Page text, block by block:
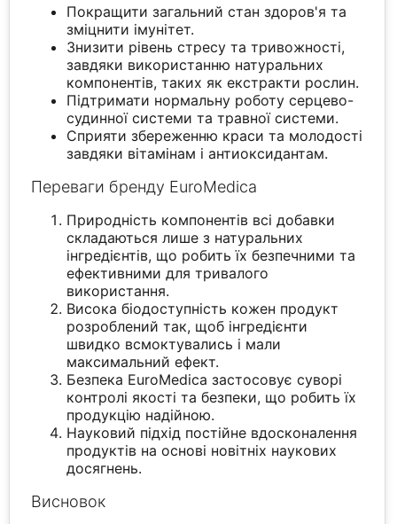
Покращити загальний стан здоров'я та
зміцнити імунітет.
Знизити рівень стресу та тривожності,
завдяки використанню натуральних
компонентів, таких як екстракти рослин.
Підтримати нормальну роботу серцево-
судинної системи та травної системи.
Сприяти збереженню краси та молодості
завдяки вітамінам і антиоксидантам.
Переваги бренду EuroMedica
Природність компонентів всі добавки
складаються лише з натуральних
інгредієнтів, що робить їх безпечними та
ефективними для тривалого
використання.
Висока біодоступність кожен продукт
розроблений так, щоб інгредієнти
швидко всмоктувались і мали
максимальний ефект.
Безпека EuroMedica застосовує суворі
контролі якості та безпеки, що робить їх
продукцію надійною.
Науковий підхід постійне вдосконалення
продуктів на основі новітніх наукових
досягнень.
Висновок